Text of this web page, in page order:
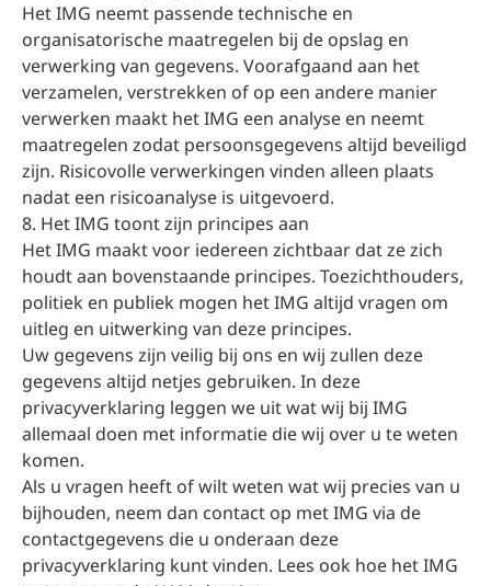
Het IMG neemt passende technische en
organisatorische maatregelen bij de opslag en
verwerking van gegevens. Voorafgaand aan het
verzamelen, verstrekken of op een andere manier
verwerken maakt het IMG een analyse en neemt
maatregelen zodat persoonsgegevens altijd beveiligd
zijn. Risicovolle verwerkingen vinden alleen plaats
nadat een risicoanalyse is uitgevoerd.
8. Het IMG toont zijn principes aan
Het IMG maakt voor iedereen zichtbaar dat ze zich
houdt aan bovenstaande principes. Toezichthouders,
politiek en publiek mogen het IMG altijd vragen om
uitleg en uitwerking van deze principes.
Uw gegevens zijn veilig bij ons en wij zullen deze
gegevens altijd netjes gebruiken. In deze
privacyverklaring leggen we uit wat wij bij IMG
allemaal doen met informatie die wij over u te weten
komen.
Als u vragen heeft of wilt weten wat wij precies van u
bijhouden, neem dan contact op met IMG via de
contactgegevens die u onderaan deze
privacyverklaring kunt vinden. Lees ook hoe het IMG